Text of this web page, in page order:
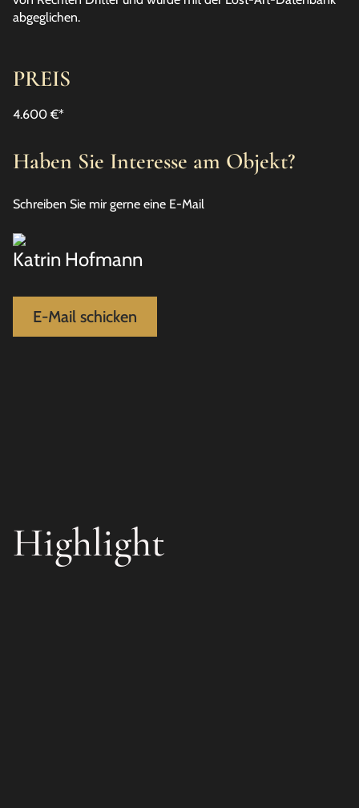
abgeglichen.
PREIS
4.600 €*
Haben Sie Interesse am Objekt?
Schreiben Sie mir gerne eine E-Mail
Katrin Hofmann
E-Mail schicken
Highlight